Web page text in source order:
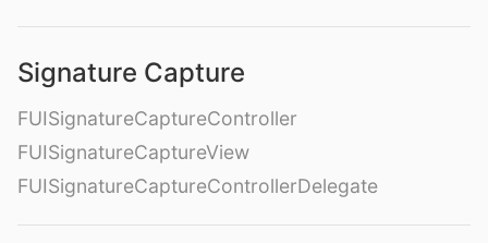
Signature Capture
FUISignatureCaptureController
FUISignatureCaptureView
FUISignatureCaptureControllerDelegate